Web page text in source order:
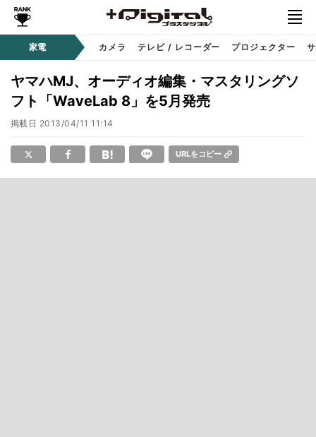
家電 カメラ テレビ / レコーダー プロジェクター
ヤマハMJ、オーディオ編集・マスタリングソ
フト「WaveLab 8」を5月発売
掲載日 2013/04/11 11:14
URLをコピー